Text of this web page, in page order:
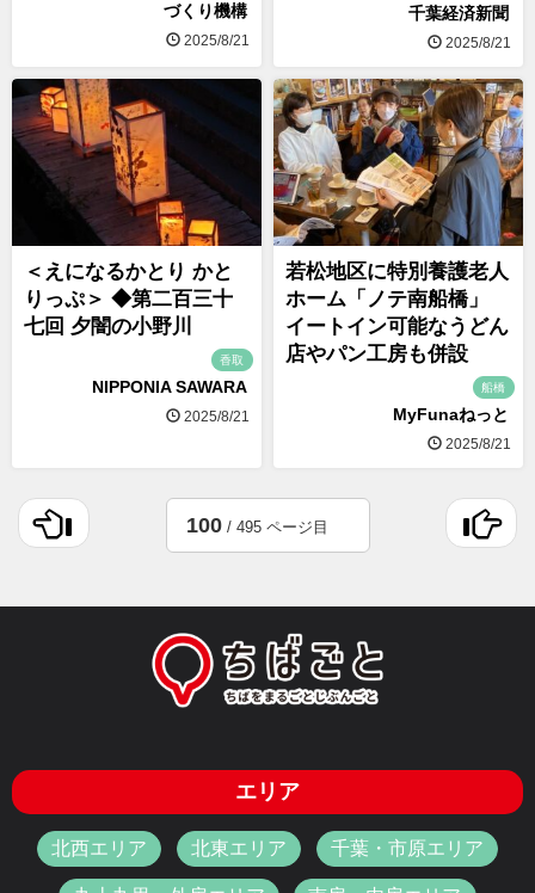
づくり機構
2025/8/21
千葉経済新聞
2025/8/21
＜えになるかとり かと
りっぷ＞ ◆第二百三十
七回 夕闇の小野川
香取
NIPPONIA SAWARA
2025/8/21
若松地区に特別養護老人
ホーム「ノテ南船橋」
イートイン可能なうどん
店やパン工房も併設
船橋
MyFunaねっと
2025/8/21
100/ 495 ページ目
エリア
北西エリア 北東エリア 千葉・市原エリア